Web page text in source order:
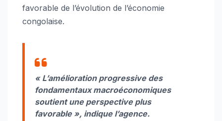
favorable de l’évolution de l’économie
congolaise.
« L’amélioration progressive des
fondamentaux macroéconomiques
soutient une perspective plus
favorable », indique l’agence.